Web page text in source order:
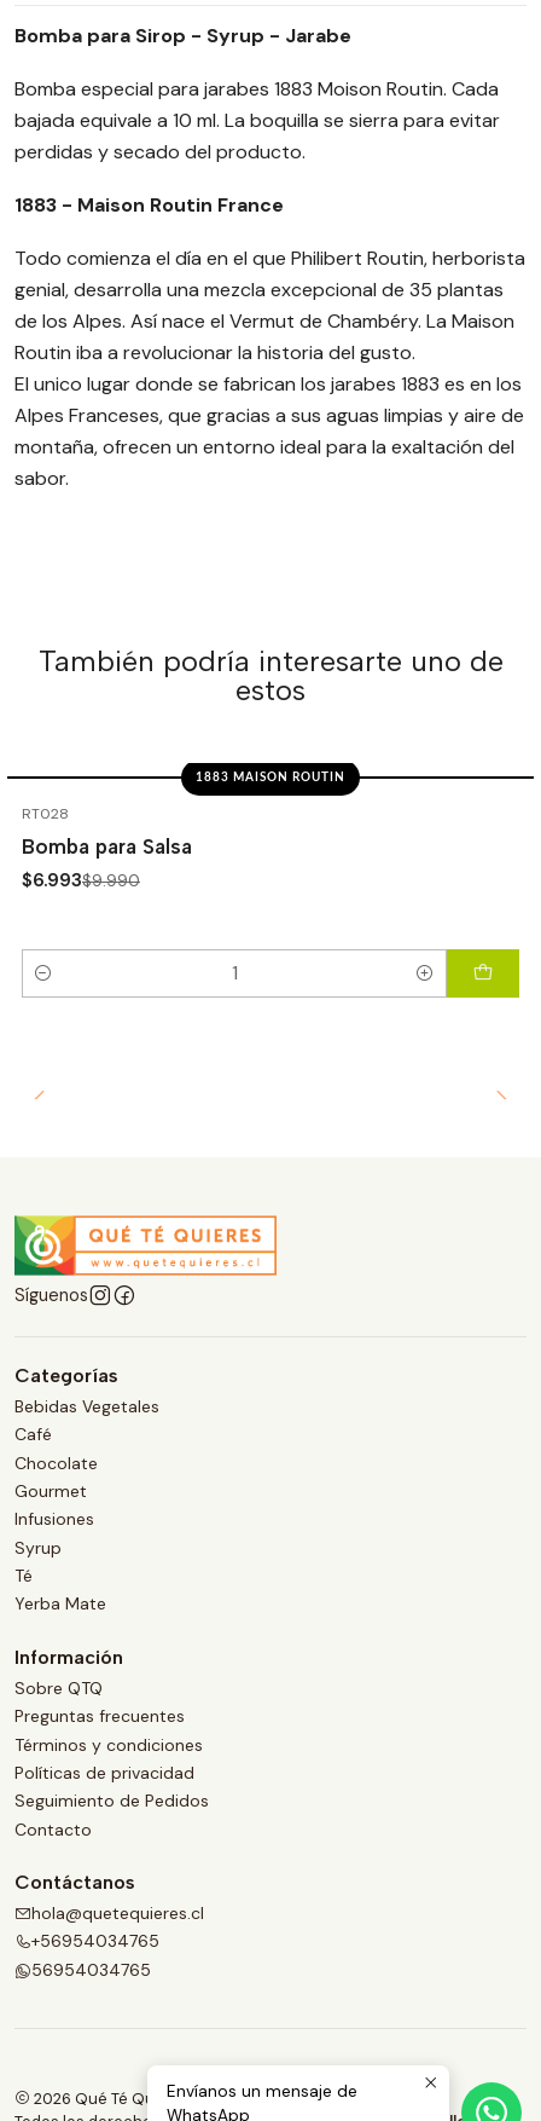
Bomba para Sirop - Syrup - Jarabe
Bomba especial para jarabes 1883 Moison Routin. Cada
bajada equivale a 10 ml. La boquilla se sierra para evitar
perdidas y secado del producto.
1883 - Maison Routin France
Todo comienza el día en el que Philibert Routin, herborista
genial, desarrolla una mezcla excepcional de 35 plantas
de los Alpes. Así nace el Vermut de Chambéry. La Maison
Routin iba a revolucionar la historia del gusto.
El unico lugar donde se fabrican los jarabes 1883 es en los
Alpes Franceses, que gracias a sus aguas limpias y aire de
montaña, ofrecen un entorno ideal para la exaltación del
sabor.
También podría interesarte uno de
estos
RT028
1883 MAISON ROUTIN
Bomba para Salsa
$6.993$9.990
Cantidad
Síguenos
Categorías
Bebidas Vegetales
Café
Chocolate
Gourmet
Infusiones
Syrup
Té
Yerba Mate
Información
Sobre QTQ
Preguntas frecuentes
Términos y condiciones
Políticas de privacidad
Seguimiento de Pedidos
Contacto
Contáctanos
hola@quetequieres.cl
+56954034765
56954034765
2026 Qué Té Quieres.Envíanos un mensaje de
WhatsApp